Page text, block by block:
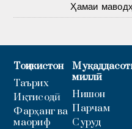
Ҳамаи
Тоҷикистон
Таърих
Иқтисодӣ
Фарҳанг ва
маориф
миллӣ
Нишон
Парчам
Суруд